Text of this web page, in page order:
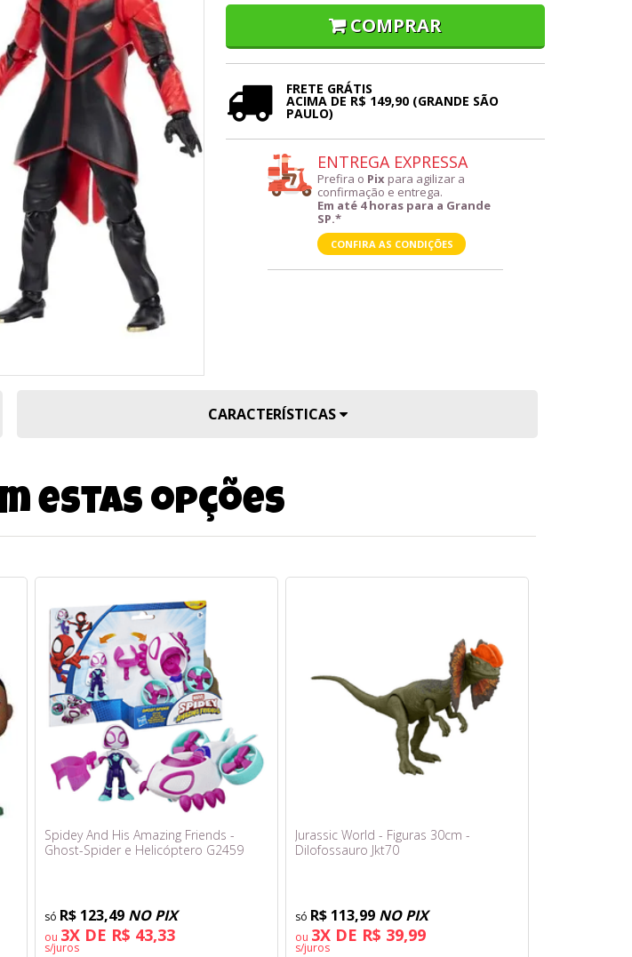
COMPRAR
FRETE GRÁTIS
ACIMA DE R$ 149,90 (GRANDE SÃO
PAULO)
ENTREGA EXPRESSA
Prefira o Pix para agilizar a
confirmação e entrega.
Em até 4 horas para a Grande
SP.*
CONFIRA AS CONDIÇÕES
CARACTERÍSTICAS
estas opções
Spidey And His Amazing Friends -
Ghost-Spider e Helicóptero G2459
R$ 123,49 NO PIX
ou 3X DE R$ 43,33
s/juros
Jurassic World - Figuras 30cm -
Dilofossauro Jkt70
R$ 113,99 NO PIX
ou 3X DE R$ 39,99
s/juros